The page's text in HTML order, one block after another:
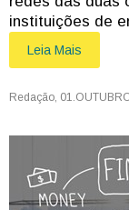
instituições de
Leia Mais
Redação